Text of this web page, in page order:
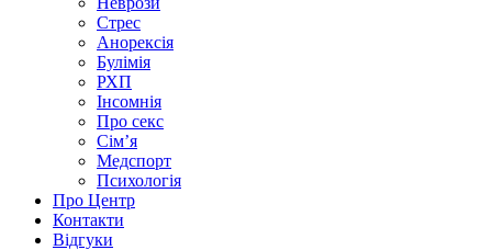
Стрес
Анорексія
Булімія
РХП
Інсомнія
Про секс
Сім’я
Медспорт
Психологія
Про Центр
Контакти
Відгуки